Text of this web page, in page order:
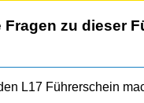
zu dieser
L17 Führerschein